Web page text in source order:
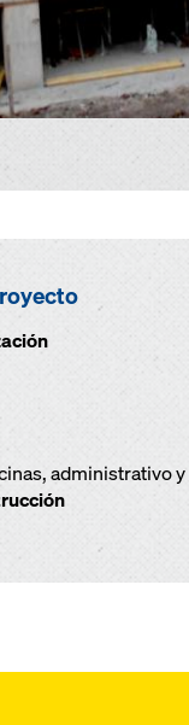
administrativo